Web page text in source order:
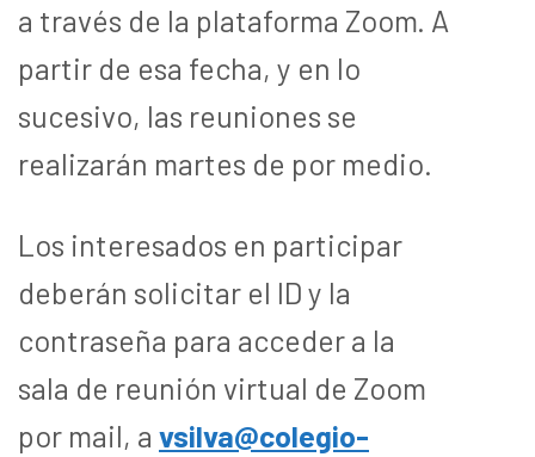
a través de la plataforma Zoom. A
partir de esa fecha, y en lo
sucesivo, las reuniones se
realizarán martes de por medio.
Los interesados en participar
deberán solicitar el ID y la
contraseña para acceder a la
sala de reunión virtual de Zoom
por mail, a vsilva@colegio-